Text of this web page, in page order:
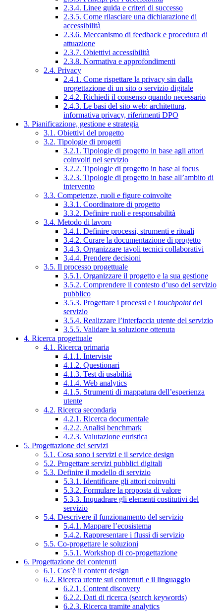
2.3.4. Linee guida e criteri di successo
2.3.5. Come rilasciare una dichiarazione di
accessibilità
2.3.6. Meccanismo di feedback e procedura di
attuazione
2.3.7. Obiettivi accessibilità
2.3.8. Normativa e approfondimenti
2.4. Privacy
2.4.1. Come rispettare la privacy sin dalla
progettazione di un sito o servizio digitale
2.4.2. Richiedi il consenso quando necessario
2.4.3. Le basi del sito web: architettura,
informativa privacy, riferimenti DPO
3. Pianificazione, gestione e strategia
3.1. Obiettivi del progetto
3.2. Tipologie di progetti
3.2.1. Tipologie di progetto in base agli attori
coinvolti nel servizio
3.2.2. Tipologie di progetto in base al focus
3.2.3. Tipologie di progetto in base all’ambito di
intervento
3.3. Competenze, ruoli e figure coinvolte
3.3.1. Coordinatore di progetto
3.3.2. Definire ruoli e responsabilità
3.4. Metodo di lavoro
3.4.1. Definire processi, strumenti e rituali
3.4.2. Curare la documentazione di progetto
3.4.3. Organizzare tavoli tecnici collaborativi
3.4.4. Prendere decisioni
3.5. Il processo progettuale
3.5.1. Organizzare il progetto e la sua gestione
3.5.2. Comprendere il contesto d’uso del servizio
pubblico
3.5.3. Progettare i processi e i touchpointdel
servizio
3.5.4. Realizzare l’interfaccia utente del servizio
3.5.5. Validare la soluzione ottenuta
4. Ricerca progettuale
4.1. Ricerca primaria
4.1.1. Interviste
4.1.2. Questionari
4.1.3. Test di usabilità
4.1.4. Web analytics
4.1.5. Strumenti di mappatura dell’esperienza
utente
4.2. Ricerca secondaria
4.2.1. Ricerca documentale
4.2.2. Analisi benchmark
4.2.3. Valutazione euristica
5. Progettazione dei servizi
5.1. Cosa sono i servizi e il service design
5.2. Progettare servizi pubblici digitali
5.3. Definire il modello di servizio
5.3.1. Identificare gli attori coinvolti
5.3.2. Formulare la proposta di valore
5.3.3. Inquadrare gli elementi costitutivi del
servizio
5.4. Descrivere il funzionamento del servizio
5.4.1. Mappare l’ecosistema
5.4.2. Rappresentare i flussi di servizio
5.5. Co-progettare le soluzioni
5.5.1. Workshop di co-progettazione
6. Progettazione dei contenuti
6.1. Cos’è il content design
6.2. Ricerca utente sui contenuti e il linguaggio
6.2.1. Content discovery
6.2.2. Dati di ricerca (search keywords)
6.2.3. Ricerca tramite analytics